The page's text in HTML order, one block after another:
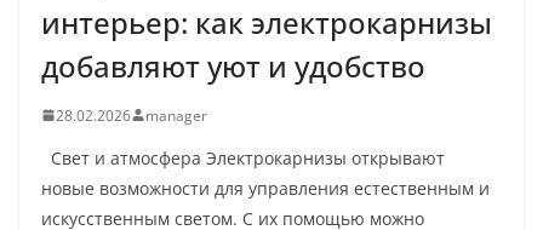
интерьер: как электрокарнизы
добавляют уют и удобство
28.02.2026 manager
Свет и атмосфера Электрокарнизы открывают
новые возможности для управления естественным и
искусственным светом. С их помощью можно